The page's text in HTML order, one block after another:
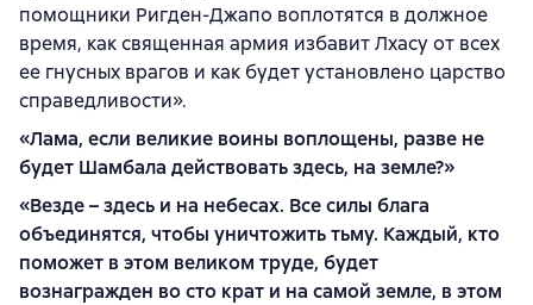
помощники Ригден-Джапо воплотятся в должное
время, как священная армия избавит Лхасу от всех
ее гнусных врагов и как будет установлено царство
справедливости».
«Лама, если великие воины воплощены, разве не
будет Шамбала действовать здесь, на земле?»
«Везде – здесь и на небесах. Все силы блага
объединятся, чтобы уничтожить тьму. Каждый, кто
поможет в этом великом труде, будет
вознагражден во сто крат и на самой земле, в этом